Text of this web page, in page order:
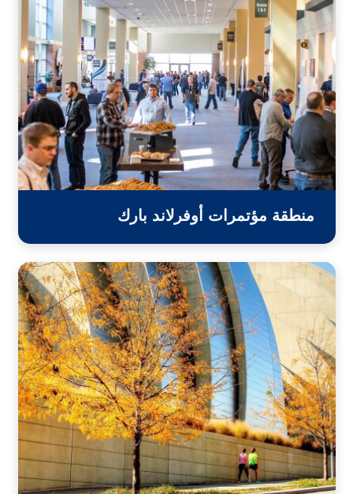
منطقة مؤتمرات أوفرلاند بارك